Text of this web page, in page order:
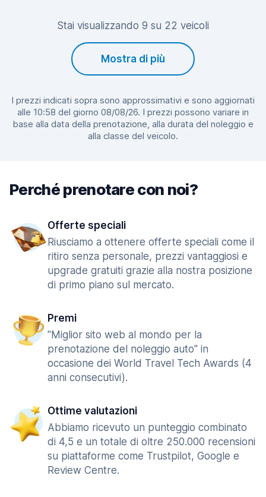
Stai visualizzando 9 su 22 veicoli
Mostra di più
I prezzi indicati sopra sono approssimativi e sono aggiornati
alle 10:58 del giorno 08/08/26. I prezzi possono variare in
base alla data della prenotazione, alla durata del noleggio e
alla classe del veicolo.
Perché prenotare con noi?
Offerte speciali
Riusciamo a ottenere offerte speciali come il
ritiro senza personale, prezzi vantaggiosi e
upgrade gratuiti grazie alla nostra posizione
di primo piano sul mercato.
Premi
"Miglior sito web al mondo per la
prenotazione del noleggio auto" in
occasione dei World Travel Tech Awards (4
anni consecutivi).
Ottime valutazioni
Abbiamo ricevuto un punteggio combinato
di 4,5 e un totale di oltre 250.000 recensioni
su piattaforme come Trustpilot, Google e
Review Centre.